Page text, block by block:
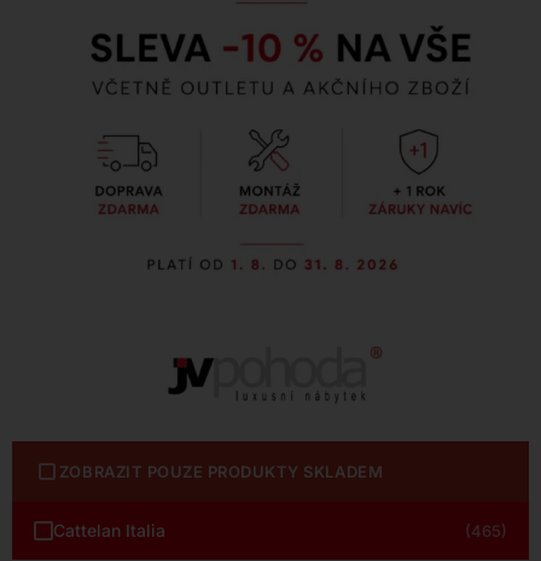
ZOBRAZIT POUZE PRODUKTY SKLADEM
Cattelan Italia (465)